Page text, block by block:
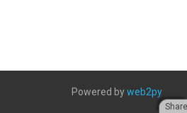
Powered byweb2py
Share